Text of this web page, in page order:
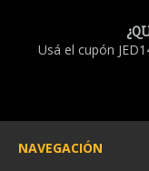
Usá el cupón
NAVEGACIÓN